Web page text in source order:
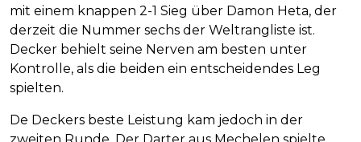
mit einem knappen 2-1 Sieg über Damon Heta, der
derzeit die Nummer sechs der Weltrangliste ist.
Decker behielt seine Nerven am besten unter
Kontrolle, als die beiden ein entscheidendes Leg
spielten.
De Deckers beste Leistung kam jedoch in der
zweiten Runde. Der Darter aus Mechelen spielte